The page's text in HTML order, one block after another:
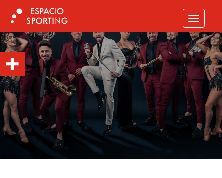
TOGGLE